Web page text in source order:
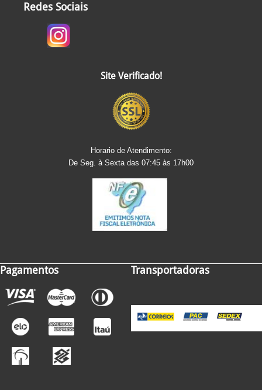
Redes Sociais
Site Verificado!
Horario de Atendimento:
De Seg. à Sexta das 07:45 às 17h00
Pagamentos Transportadoras